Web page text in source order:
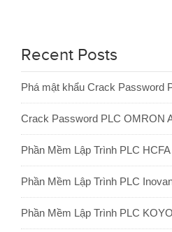
Recent Posts
Phá mật khẩu Crack Password
Crack Password PLC OMRON
Phần Mềm Lập Trình PLC
Phần Mềm Lập Trình PLC
Phần Mềm Lập Trình PLC